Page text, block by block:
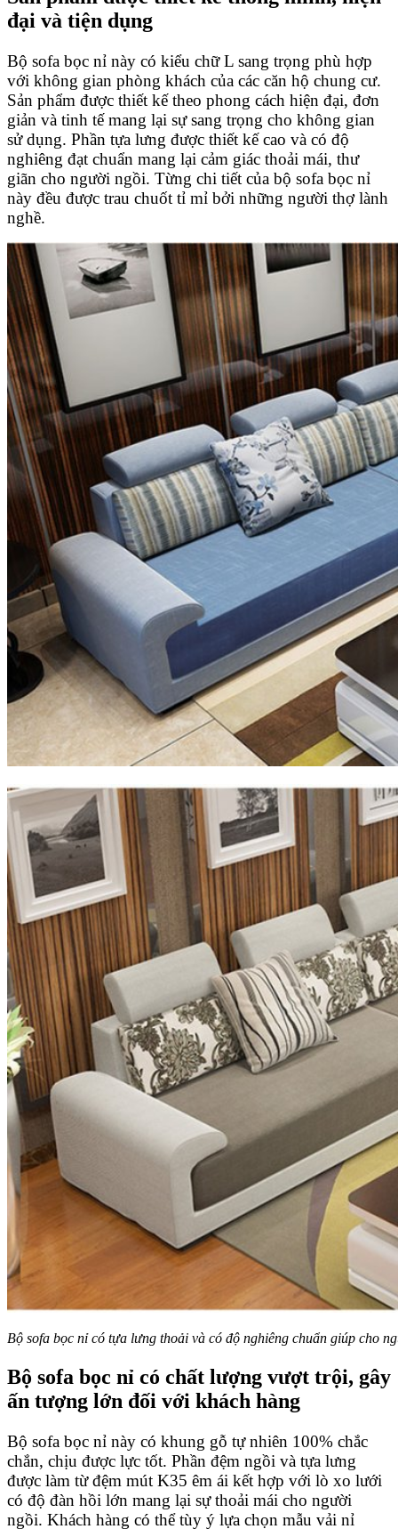
đại và tiện dụng
Bộ sofa bọc nỉ này có kiểu chữ L sang trọng phù hợp
với không gian phòng khách của các căn hộ chung cư.
Sản phẩm được thiết kế theo phong cách hiện đại, đơn
giản và tinh tế mang lại sự sang trọng cho không gian
sử dụng. Phần tựa lưng được thiết kế cao và có độ
nghiêng đạt chuẩn mang lại cảm giác thoải mái, thư
giãn cho người ngồi. Từng chi tiết của bộ sofa bọc nỉ
này đều được trau chuốt tỉ mỉ bởi những người thợ lành
nghề.
Bộ sofa bọc nỉ có tựa lưng thoải và có độ nghiêng chuẩn giúp cho
Bộ sofa bọc nỉ có chất lượng vượt trội, gây
ấn tượng lớn đối với khách hàng
Bộ sofa bọc nỉ này có khung gỗ tự nhiên 100% chắc
chắn, chịu được lực tốt. Phần đệm ngồi và tựa lưng
được làm từ đệm mút K35 êm ái kết hợp với lò xo lưới
có độ đàn hồi lớn mang lại sự thoải mái cho người
ngồi. Khách hàng có thể tùy ý lựa chọn mẫu vải nỉ